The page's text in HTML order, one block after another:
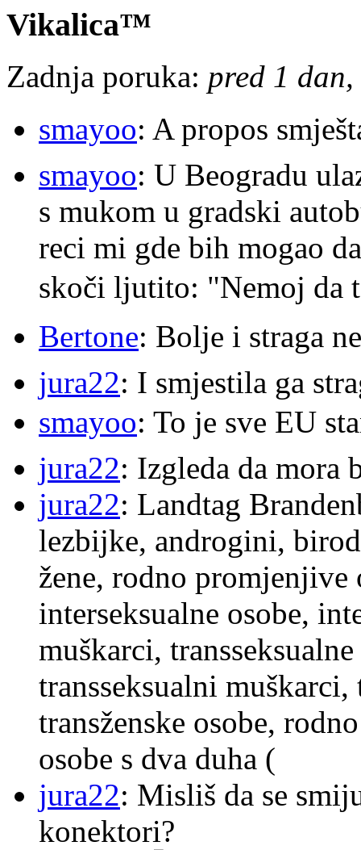
Vikalica™
Zadnja poruka: pred 1
smayoo: A propos
smayoo: U Beogradu
s mukom u gradski
reci mi gde bih mogao
skoči ljutito: "Nemoj da
Bertone: Bolje i straga
jura22: I smjestila ga
smayoo: To je sve EU
jura22: Izgleda da mora
jura22: Landtag
lezbijke, androgini,
žene, rodno
interseksualne osobe,
muškarci,
transseksualni muškarci,
transženske osobe,
osobe s dva duha (
jura22: Misliš da se
konektori?